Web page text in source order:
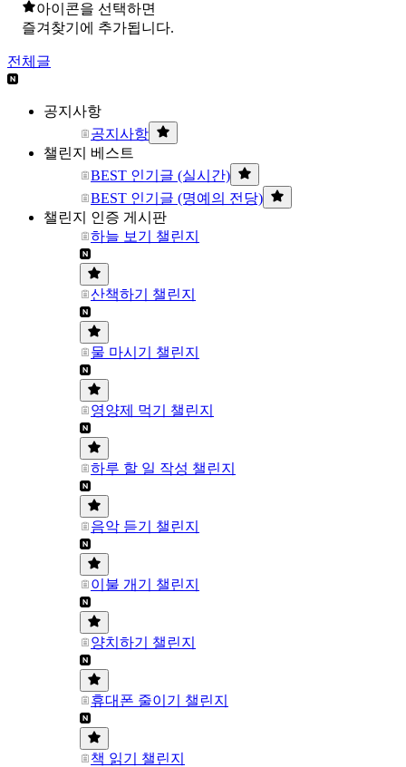
아이콘을 선택하면
즐겨찾기에 추가됩니다.
전체글
공지사항
공지사항
챌린지 베스트
BEST 인기글 (실시간)
BEST 인기글 (명예의 전당)
챌린지 인증 게시판
하늘 보기 챌린지
산책하기 챌린지
물 마시기 챌린지
영양제 먹기 챌린지
하루 할 일 작성 챌린지
음악 듣기 챌린지
이불 개기 챌린지
양치하기 챌린지
휴대폰 줄이기 챌린지
책 읽기 챌린지